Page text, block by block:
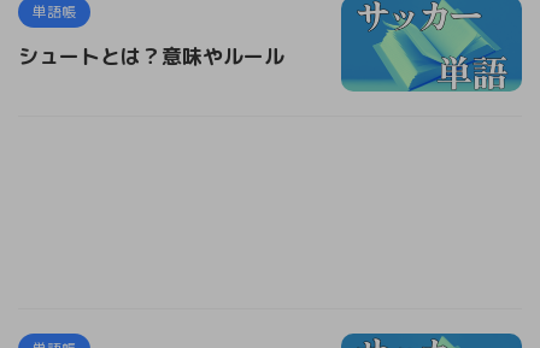
単語帳
シュートとは？意味やルール